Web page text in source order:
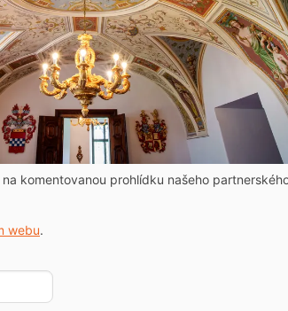
komentovanou prohlídku našeho
webu.